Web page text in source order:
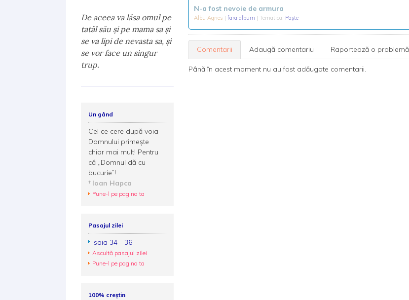
N-a fost nevoie de armura
Albu Agnes | fara album | Tematica: Paște
Comentarii Adaugă comentariu Raportează o problemă
Până în acest moment nu au fost adăugate comentarii.
De aceea va lăsa omul pe
tatăl său şi pe mama sa şi
se va lipi de nevasta sa, şi
se vor face un singur
trup.
Un gând
Cel ce cere după voia
Domnului primește
chiar mai mult! Pentru
că ,,Domnul dă cu
bucurie”!
Ioan Hapca
Pune-l pe pagina ta
Pasajul zilei
Isaia 34 - 36
Ascultă pasajul zilei
Pune-l pe pagina ta
100% creștin